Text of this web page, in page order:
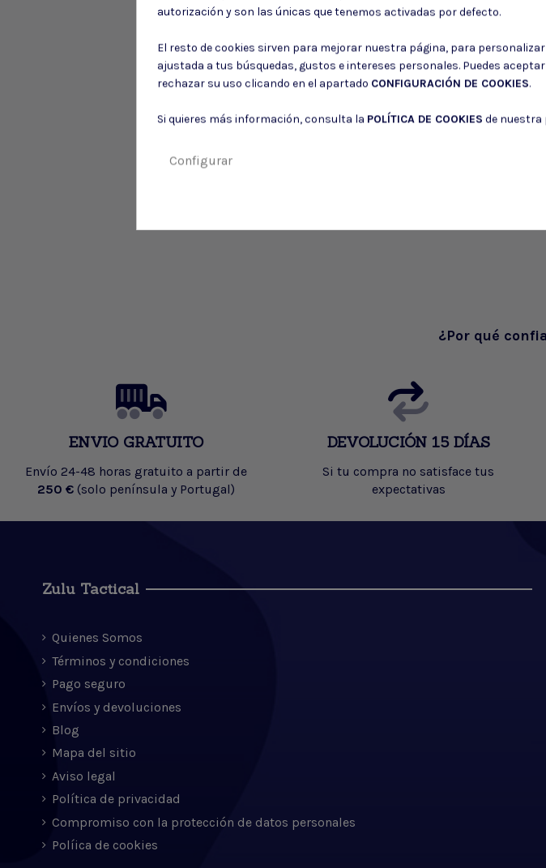
¿Por qué
ENVIO GRATUITO
Envío 24-48 horas gratuito a partir de
250 € (solo península y Portugal)
DEVOLUCIÓN 15 DÍAS
Si tu compra no satisface tus
expectativas
Zulu Tactical
Quienes Somos
Términos y condiciones
Pago seguro
Envíos y devoluciones
Blog
Mapa del sitio
Aviso legal
Política de privacidad
Compromiso con la protección de datos personales
Políica de cookies
autorización y son las únicas que tenemos activadas por defecto.
El resto de cookies sirven para mejorar nuestra página, para
ajustada a tus búsquedas, gustos e intereses personales. Puedes
rechazar su uso clicando en el apartado CONFIGURACIÓN DE COOKIES.
Si quieres más información, consulta la POLÍTICA DE COOKIES de nuestra
Configurar